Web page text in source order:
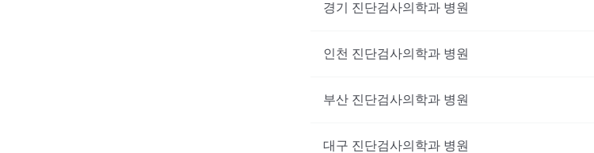
경기 진단검사의학과 병원
인천 진단검사의학과 병원
부산 진단검사의학과 병원
대구 진단검사의학과 병원